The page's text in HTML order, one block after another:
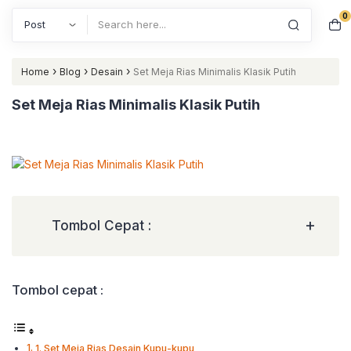
0
Home › Blog › Desain › Set Meja Rias Minimalis Klasik Putih
Set Meja Rias Minimalis Klasik Putih
Tombol Cepat : +
Tombol cepat :
1. Set Meja Rias Desain Kupu-kupu